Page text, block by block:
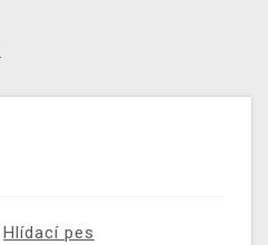
Hlídací pes